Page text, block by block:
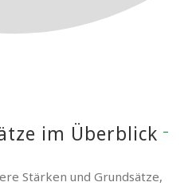
im Überblick
Stärken und Grundsätze,